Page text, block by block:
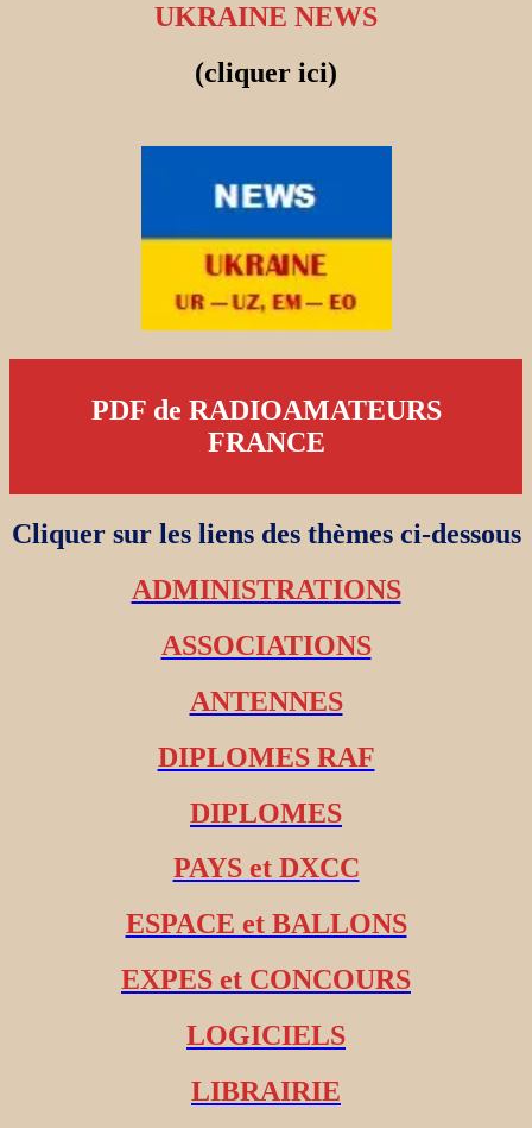
UKRAINE NEWS
(cliquer ici)
PDF de RADIOAMATEURS
FRANCE
Cliquer sur les liens des thèmes ci-dessous
ADMINISTRATIONS
ASSOCIATIONS
ANTENNES
DIPLOMES RAF
DIPLOMES
PAYS et DXCC
ESPACE et BALLONS
EXPES et CONCOURS
LOGICIELS
LIBRAIRIE